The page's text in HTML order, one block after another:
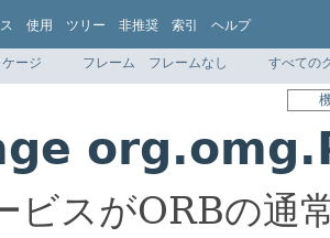
使用 ツリー 非推奨 索引 ヘルプ
ージ フレーム フレームなし すべての
ビスがORBの通